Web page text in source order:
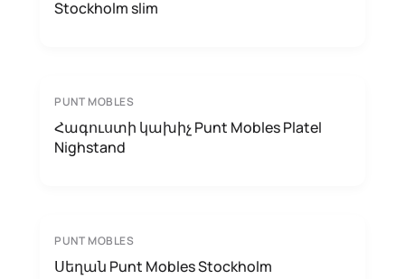
Stockholm slim
PUNT MOBLES
Հագուստի կախիչ Punt Mobles Platel
Nighstand
PUNT MOBLES
Սեղան Punt Mobles Stockholm